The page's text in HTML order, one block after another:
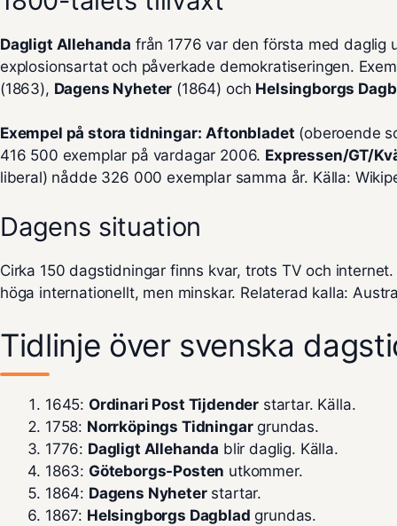
Dagligt Allehanda från 1776 var den första med daglig
explosionsartat och påverkade demokratiseringen.
(1863), Dagens Nyheter (1864) och Helsingborgs
Exempel på stora tidningar: Aftonbladet (oberoende
416 500 exemplar på vardagar 2006. Expressen/GT/
liberal) nådde 326 000 exemplar samma år. Källa:
Dagens situation
Cirka 150 dagstidningar finns kvar, trots TV och
höga internationellt, men minskar. Relaterad kalla:
Tidlinje över svenska
1645: Ordinari Post Tijdender startar. Källa.
1758: Norrköpings Tidningargrundas.
1776: Dagligt Allehanda blir daglig. Källa.
1863: Göteborgs-Posten utkommer.
1864: Dagens Nyheterstartar.
1867: Helsingborgs Dagblad grundas.